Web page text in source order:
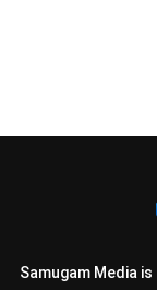
Samugam Media